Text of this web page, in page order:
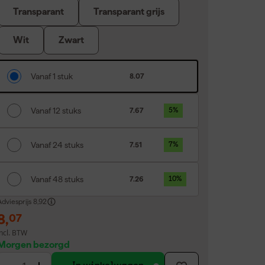
Transparant Transparant grijs
Wit Zwart
Vanaf 1 stuk 8.07
Vanaf 12 stuks 7.67 5%
Vanaf 24 stuks 7.51 7%
Vanaf 48 stuks 7.26 10%
8,92
,07
BTW
bezorgd